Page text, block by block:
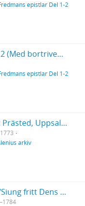
epistlar Del 1-2
Fredmans epistlar Del 2 (Med bortriven dedikation)
epistlar Del 1-2
Personliga handlingar: Prästed, Uppsala 1773
1773
arkiv
Carl Michael Bellman: "Siung fritt Dens Skål wid cyperwin ... "